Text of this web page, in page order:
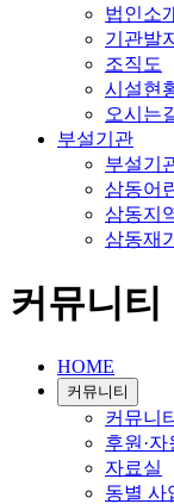
법인소
기관발
조직도
시설현
오시는
부설기관
부설기
삼동어
삼동지
삼동재
커뮤니티
HOME
커뮤니티
커뮤니티
후원·
자료실
동별 사